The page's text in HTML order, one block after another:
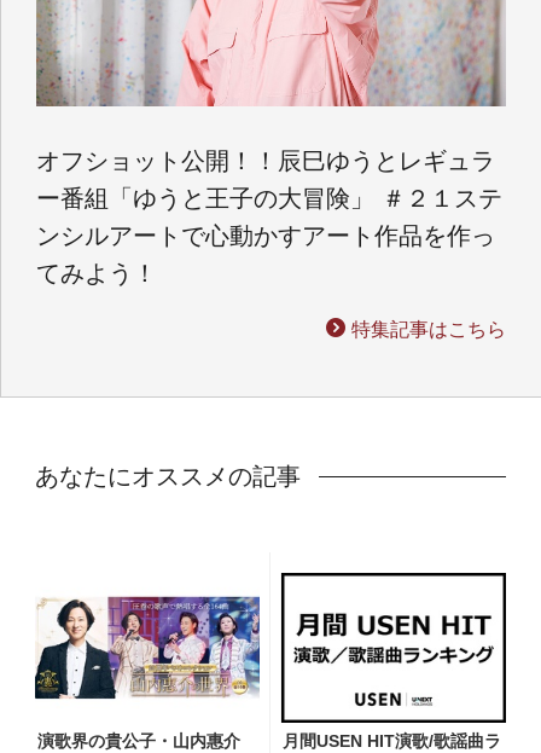
オフショット公開！！辰巳ゆうとレギュラ
ー番組「ゆうと王子の大冒険」 ＃２１ステ
ンシルアートで心動かすアート作品を作っ
てみよう！
特集記事はこちら
あなたにオススメの記事
演歌界の貴公子・山内惠介
月間USEN HIT演歌/歌謡曲ラ